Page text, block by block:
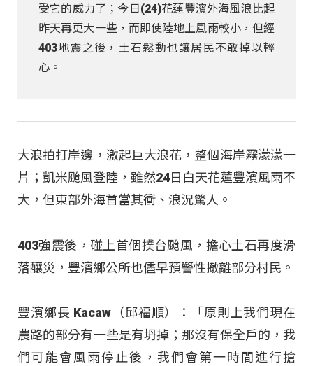
受它的威力了；今日(24)花蓮豐濱外海風浪比起
昨天再更大一些，而即使陸地上風雨較小，但經
403地震之後，土石鬆動也讓居民不敢掉以輕
心。
大浪拍打岸邊，激起巨大浪花，整個海岸霧濛濛一
片；凱米颱風登陸，雖然24日白天花蓮豐濱風雨不
大，但東部外海首當其衝、浪況驚人。
403強震後，碰上首個撲台颱風，擔心土石再度滑
落釀災，豐濱鄉公所也儘早預警性撤離部分村民。
豐濱鄉長 Kacaw（邱福順）：「原則上我們現在
農路的部分有一些是有坍掉；那沒有保全戶的，我
們可能會風雨停止後，我們會第一時間進行搶